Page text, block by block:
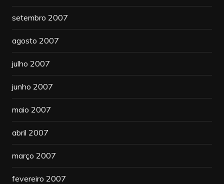
setembro 2007
agosto 2007
julho 2007
junho 2007
maio 2007
abril 2007
março 2007
fevereiro 2007